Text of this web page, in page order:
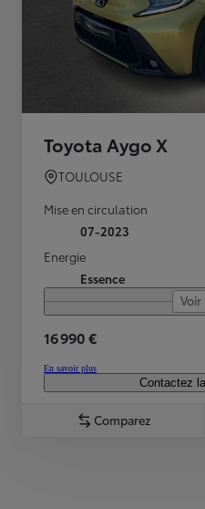
Toyota Aygo X
TOULOUSE
Mise en circulation
07-2023
Energie
Essence
Voir
16 990 €
En savoir plus
Contactez
Comparez